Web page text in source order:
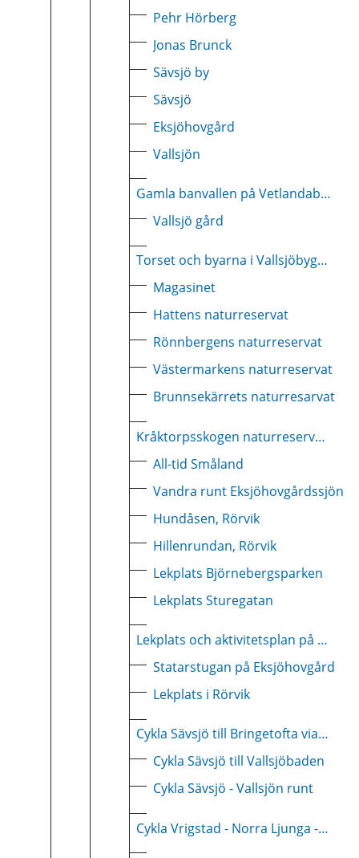
Pehr Hörberg
Jonas Brunck
Sävsjö by
Sävsjö
Eksjöhovgård
Vallsjön
Gamla banvallen på Vetlandabanan
Vallsjö gård
Torset och byarna i Vallsjöbygden
Magasinet
Hattens naturreservat
Rönnbergens naturreservat
Västermarkens naturreservat
Brunnsekärrets naturresarvat
Kråktorpsskogen naturreservatet
All-tid Småland
Vandra runt Eksjöhovgårdssjön
Hundåsen, Rörvik
Hillenrundan, Rörvik
Lekplats Björnebergsparken
Lekplats Sturegatan
Lekplats och aktivitetsplan på Tällevad
Statarstugan på Eksjöhovgård
Lekplats i Rörvik
Cykla Sävsjö till Bringetofta via Norra Ljunga
Cykla Sävsjö till Vallsjöbaden
Cykla Sävsjö - Vallsjön runt
Cykla Vrigstad - Norra Ljunga - Komstad - Hylletofta